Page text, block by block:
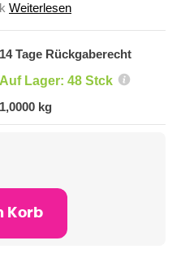
Weiterlesen
14 Tage Rückgaberecht
Auf Lager: 48 Stck
1,0000 kg
Korb